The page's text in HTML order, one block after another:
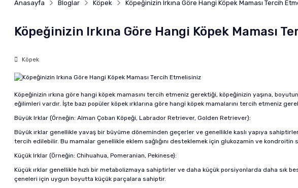
Anasayfa Bloglar Köpek Köpeğinizin Irkına Göre Hangi Köpek Maması Tercih
Köpeğinizin Irkına Göre Hangi Köpek Maması
Köpek
Köpeğinizin ırkına göre hangi köpek mamasını tercih etmeniz gerektiği, köpeğinizin yaşına,
eğilimleri vardır. İşte bazı popüler köpek ırklarına göre hangi köpek mamalarını tercih etmeniz
Büyük Irklar (Örneğin: Alman Çoban Köpeği, Labrador Retriever, Golden Retriever):
Büyük ırklar genellikle yavaş bir büyüme döneminden geçerler ve genellikle kaslı yapıya
tercih edilebilir. Bu mamalar genellikle eklem sağlığını desteklemek için glukozamin ve kondroitin
Küçük Irklar (Örneğin: Chihuahua, Pomeranian, Pekinese):
Küçük ırklar genellikle hızlı bir metabolizmaya sahiptirler ve daha küçük porsiyonlarda daha sık
çeneleri için uygun boyutta küçük parçalara sahiptir.